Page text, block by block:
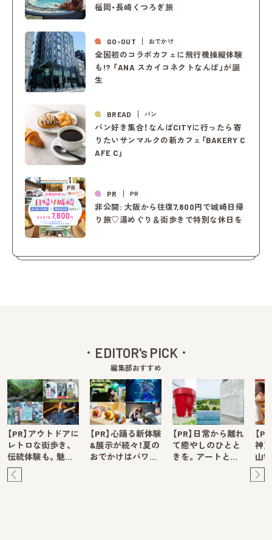
福岡・長崎くつろぎ旅
GO-OUT おでかけ
全国初のコラボカフェに飛行機操縦体験
も!? 「ANA スカイコネクトなんば」が誕
生
BREAD パン
パン好き集合！なんばCITYに行ったら寄
りたいサンマルクの新カフェ「BAKERY C
AFE C」
PR
PR PR
非公開: 大阪から往復7,800円で城崎日帰
り旅♡湯めぐり＆街歩きで特別な休日を
EDITOR's PICK
編集部おすすめ
【PR】アウトドアに
レトロな街歩き、
伝統体験も。魅…
【PR】心踊る新体験
&展示が続々！夏の
おでかけはパワ…
【PR】日常から離れ
て癒やしのひとと
きを。アートと…
【
神
山